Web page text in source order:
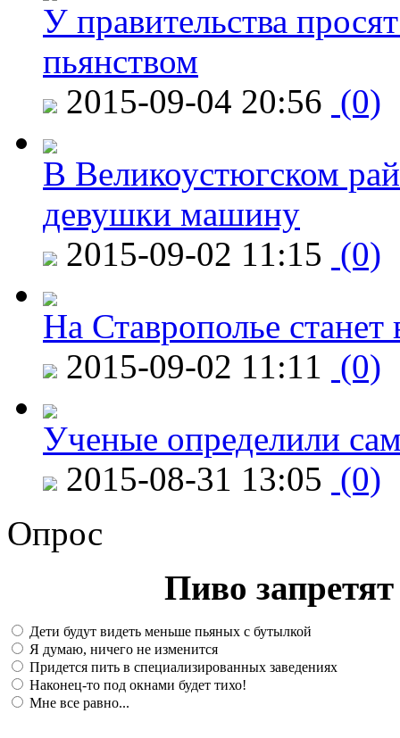
У правительства
пьянством
2015-09-04 20:56 (0)
В Великоустюгском
девушки машину
2015-09-02 11:15 (0)
На Ставрополье
2015-09-02 11:11 (0)
Ученые определили
2015-08-31 13:05 (0)
Опрос
Пиво
Дети будут видеть меньше пьяных с бутылкой
Я думаю, ничего не изменится
Придется пить в специализированных заведениях
Наконец-то под окнами будет тихо!
Мне все равно...